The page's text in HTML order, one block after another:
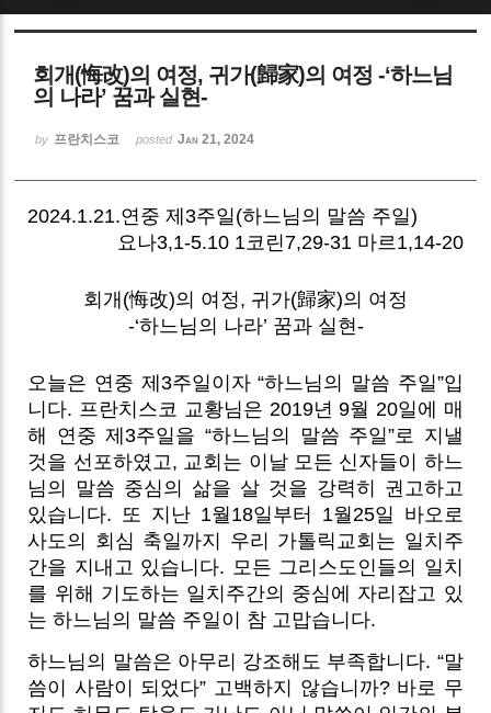
회개(悔改)의 여정, 귀가(歸家)의 여정 -‘하느님
의 나라’ 꿈과 실현-
by 프란치스코 posted Jan 21, 2024
2024.1.21.연중 제3주일(하느님의 말씀 주일)
요나3,1-5.10 1코린7,29-31 마르1,14-20
회개(悔改)의 여정, 귀가(歸家)의 여정
-‘하느님의 나라’ 꿈과 실현-
오늘은 연중 제3주일이자 “하느님의 말씀 주일”입
니다. 프란치스코 교황님은 2019년 9월 20일에 매
해 연중 제3주일을 “하느님의 말씀 주일”로 지낼
것을 선포하였고, 교회는 이날 모든 신자들이 하느
님의 말씀 중심의 삶을 살 것을 강력히 권고하고
있습니다. 또 지난 1월18일부터 1월25일 바오로
사도의 회심 축일까지 우리 가톨릭교회는 일치주
간을 지내고 있습니다. 모든 그리스도인들의 일치
를 위해 기도하는 일치주간의 중심에 자리잡고 있
는 하느님의 말씀 주일이 참 고맙습니다.
하느님의 말씀은 아무리 강조해도 부족합니다. “말
씀이 사람이 되었다” 고백하지 않습니까? 바로 무
Sketchbook5, 스케치북5
Sketchbook5, 스케치북5